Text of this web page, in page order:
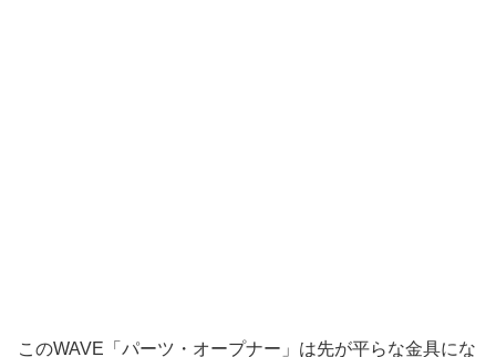
このWAVE「パーツ・オープナー」は先が平らな金具にな